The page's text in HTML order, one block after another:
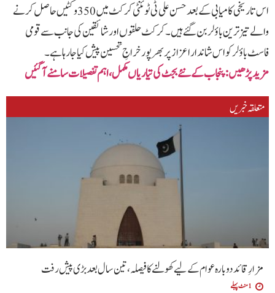
اس تاریخی کامیابی کے بعد حسن علی ٹی ٹوئنٹی کرکٹ میں 350 وکٹیں حاصل کرنے
والے تیز ترین باؤلر بن گئے ہیں۔ کرکٹ حلقوں اور شائقین کی جانب سے قومی
فاسٹ باؤلر کو اس شاندار اعزاز پر بھرپور خراجِ تحسین پیش کیا جا رہا ہے۔
مزید پڑھیں‌:پنجاب کے نئے بجٹ کی تیاریاں مکمل، اہم تفصیلات سامنے آگئیں
متعلقہ خبریں
مزارِ قائد دوبارہ عوام کے لیے کھولنے کا فیصلہ، تین سال بعد بڑی پیش رفت
1 منٹ پہلے